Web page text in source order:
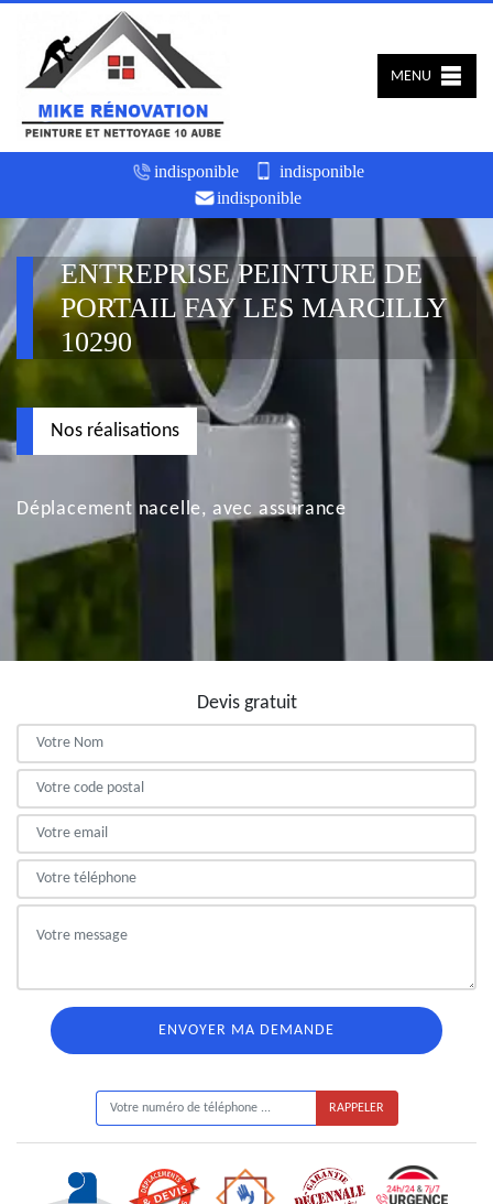
indisponible
indisponible
indisponible
MENU
ENTREPRISE PEINTURE DE
PORTAIL FAY LES MARCILLY
10290
Nos réalisations
Déplacement nacelle, avec assurance
Devis gratuit